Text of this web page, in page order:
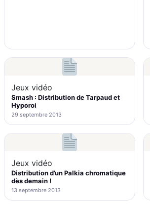
Jeux vidéo
Smash : Distribution de Tarpaud et
Hyporoi
29 septembre 2013
Jeux vidéo
Distribution d’un Palkia chromatique
dès demain !
13 septembre 2013